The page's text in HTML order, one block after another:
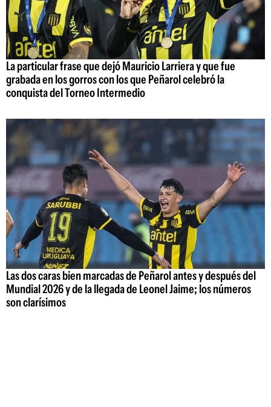
La particular frase que dejó Mauricio Larriera y que fue
grabada en los gorros con los que Peñarol celebró la
conquista del Torneo Intermedio
Las dos caras bien marcadas de Peñarol antes y después del
Mundial 2026 y de la llegada de Leonel Jaime; los números
son clarísimos